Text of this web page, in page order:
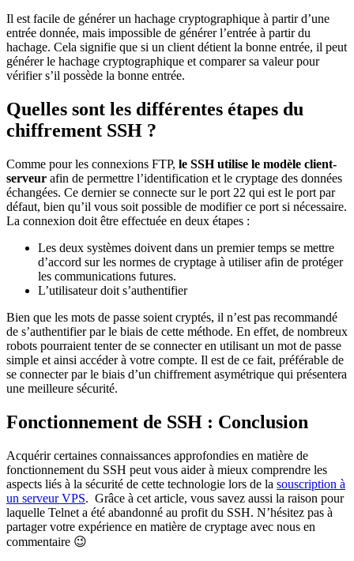
Il est facile de générer un hachage cryptographique à partir d’une
entrée donnée, mais impossible de générer l’entrée à partir du
hachage. Cela signifie que si un client détient la bonne entrée, il peut
générer le hachage cryptographique et comparer sa valeur pour
vérifier s’il possède la bonne entrée.
Quelles sont les différentes étapes du
chiffrement SSH ?
Comme pour les connexions FTP, le SSH utilise le modèle client-
serveur afin de permettre l’identification et le cryptage des données
échangées. Ce dernier se connecte sur le port 22 qui est le port par
défaut, bien qu’il vous soit possible de modifier ce port si nécessaire.
La connexion doit être effectuée en deux étapes :
Les deux systèmes doivent dans un premier temps se mettre
d’accord sur les normes de cryptage à utiliser afin de protéger
les communications futures.
L’utilisateur doit s’authentifier
Bien que les mots de passe soient cryptés, il n’est pas recommandé
de s’authentifier par le biais de cette méthode. En effet, de nombreux
robots pourraient tenter de se connecter en utilisant un mot de passe
simple et ainsi accéder à votre compte. Il est de ce fait, préférable de
se connecter par le biais d’un chiffrement asymétrique qui présentera
une meilleure sécurité.
Fonctionnement de SSH : Conclusion
Acquérir certaines connaissances approfondies en matière de
fonctionnement du SSH peut vous aider à mieux comprendre les
aspects liés à la sécurité de cette technologie lors de la souscription à
un serveur VPS. Grâce à cet article, vous savez aussi la raison pour
laquelle Telnet a été abandonné au profit du SSH. N’hésitez pas à
partager votre expérience en matière de cryptage avec nous en
commentaire 😉